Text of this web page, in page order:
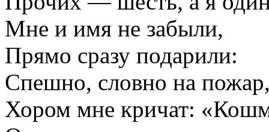
Мне и имя не забыли,
Прямо сразу подарили:
Спешно, словно на
Хором мне кричат: